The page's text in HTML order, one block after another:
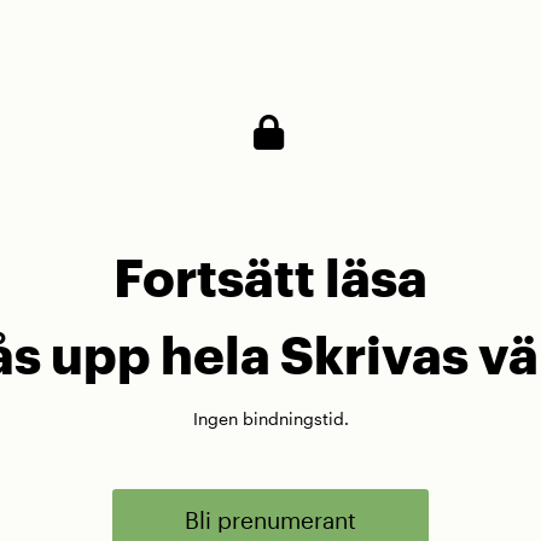
Fortsätt läsa
upp hela Skrivas
Ingen bindningstid.
Bli prenumerant